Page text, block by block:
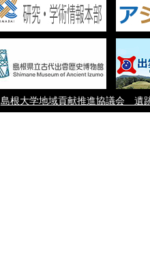
島根大学地域貢献推進協議会 遺